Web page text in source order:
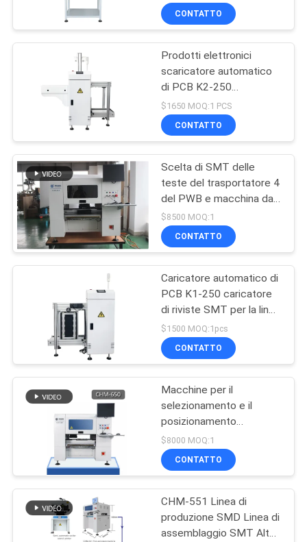
FABBRICA
CONTROLLO
QUALITÀ
CONTATTACI
NOTIZIA
SHOPPING
MAPPA
DEL
SITO
POLITICA
SULLA
PRIVACY
regolabile
CONTATTO
Prodotti elettronici
scaricatore automatico
di PCB K2-250
caricatore di riviste SMT
per la linea di montaggio
SMT
$1650 MOQ:1 PCS
CONTATTO
Scelta di SMT delle
teste del trasportatore 4
del PWB e macchina da
tavolino CHM-650,
cambiamento
automatico del posto
$8500 MOQ:1
CONTATTO
Caricatore automatico di
PCB K1-250 caricatore
di riviste SMT per la linea
di produzione SMT
$1500 MOQ:1pcs
CONTATTO
Macchine per il
selezionamento e il
posizionamento
automatiche per circuiti
stampati ad alta
precisione 0201
$8000 MOQ:1
CONTATTO
CHM-551 Linea di
produzione SMD Linea di
assemblaggio SMT Alta